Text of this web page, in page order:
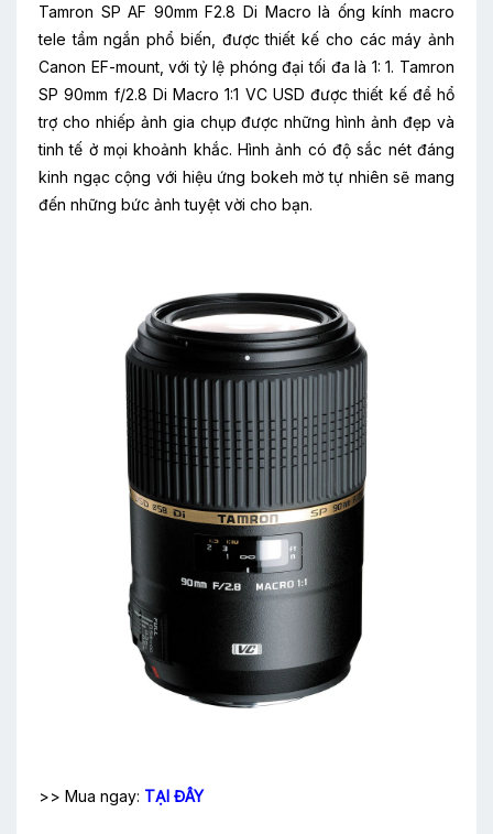
Tamron SP AF 90mm F2.8 Di Macro là ống kính macro
tele tầm ngắn phổ biến, được thiết kế cho các máy ảnh
Canon EF-mount, với tỷ lệ phóng đại tối đa là 1: 1. Tamron
SP 90mm f/2.8 Di Macro 1:1 VC USD được thiết kế để hổ
trợ cho nhiếp ảnh gia chụp được những hình ảnh đẹp và
tinh tế ở mọi khoảnh khắc. Hình ảnh có độ sắc nét đáng
kinh ngạc cộng với hiệu ứng bokeh mờ tự nhiên sẽ mang
đến những bức ảnh tuyệt vời cho bạn.
>> Mua ngay: TẠI ĐÂY